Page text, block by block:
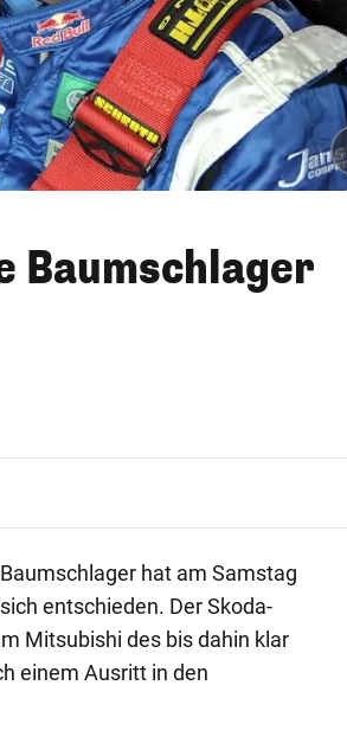
hat am Samstag
entschieden. Der Skoda-
Mitsubishi des bis dahin klar
einem Ausritt in den